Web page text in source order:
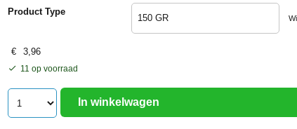
€3,96
Product Type
€ 3,96
11 op voorraad
In winkelwagen